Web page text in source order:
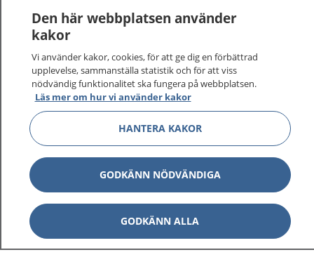
1177–tryggt om din hälsa och vård
På 1177.se får du råd om hälsa och information om
sjukdomar och vilka mottagningar du kan kontakta.
Logga in för att läsa din journal och göra dina
vårdärenden. Ring telefonnummer 1177 för
sjukvårdsrådgivning dygnet runt.
1177 ger dig råd när du vill må bättre.
Den här webbplatsen använder
kakor
Vi använder kakor, cookies, för att ge dig en förbättrad
upplevelse, sammanställa statistik och för att viss
nödvändig funktionalitet ska fungera på webbplatsen.
Läs mer om hur vi använder kakor
HANTERA KAKOR
GODKÄNN NÖDVÄNDIGA
GODKÄNN ALLA